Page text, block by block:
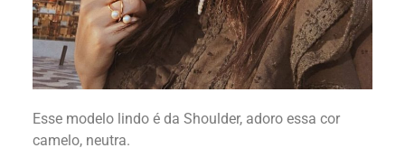
Esse modelo lindo é da Shoulder, adoro essa cor
camelo, neutra.